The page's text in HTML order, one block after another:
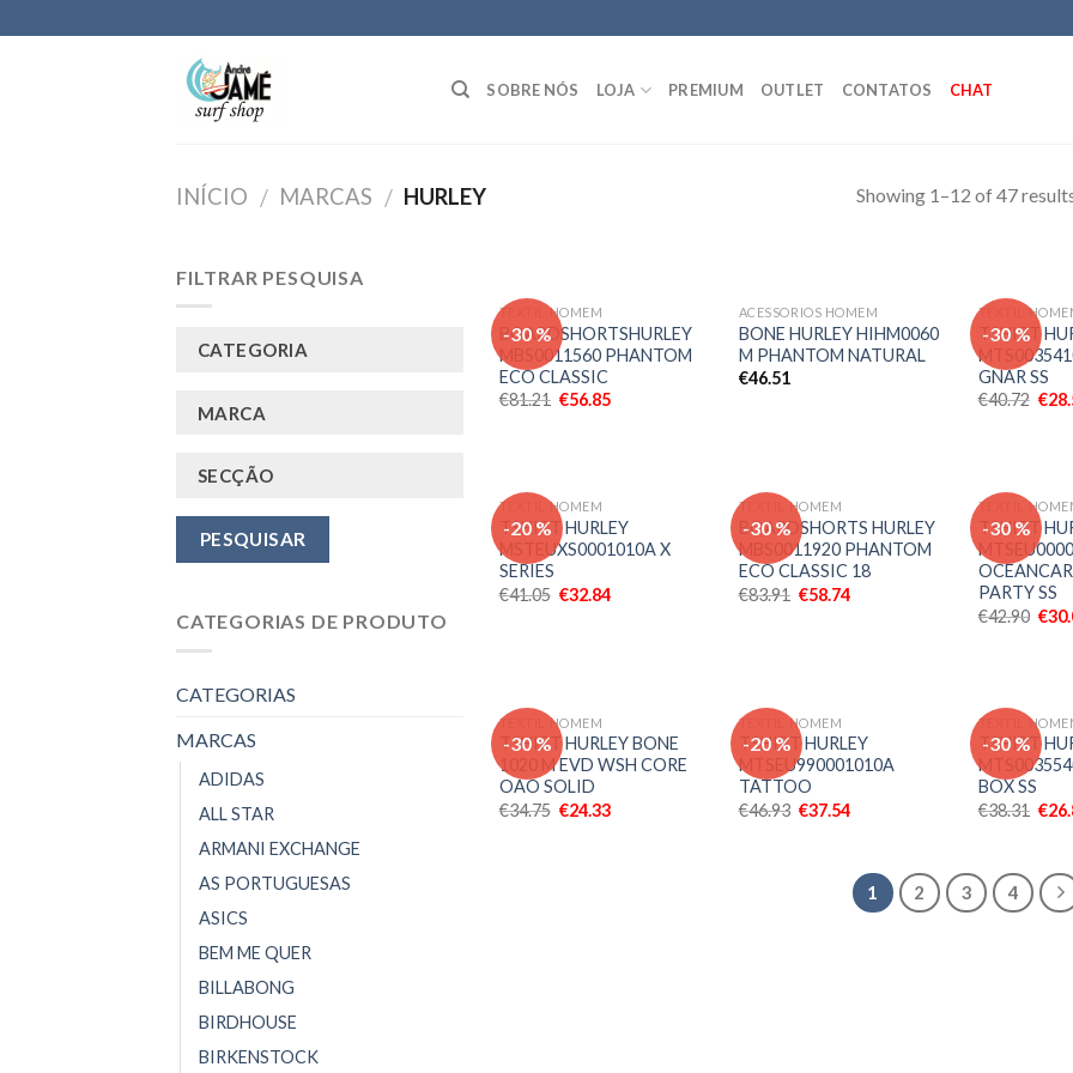
to
SOBRE NÓS LOJA PREMIUM OUTLET CONTATOS CHAT
INÍCIO / MARCAS / HURLEY Showing 1–12 of 47
FILTRAR PESQUISA
CATEGORIA
MARCA
SECÇÃO
CATEGORIAS DE PRODUTO
CATEGORIAS
MARCAS
ADIDAS
ALL STAR
ARMANI EXCHANGE
AS PORTUGUESAS
ASICS
BEM ME QUER
BILLABONG
BIRDHOUSE
BIRKENSTOCK
-30 %
Adicionar
aos meus
desejos
TEXTIL HOMEM
BOARDSHORTSHURLEY
MBS0011560 PHANTOM
ECO CLASSIC
€81.21 €56.85
Adicionar
aos meus
desejos
ACESSORIOS HOMEM
BONE HURLEY HIHM0060
M PHANTOM NATURAL
€46.51
-30 %
TEXTIL
TSHIRT
GNAR SS
€40.72 €
-20 %
desejos
TEXTIL HOMEM
TSHIRT HURLEY
MSTEUXS0001010A X
SERIES
€41.05 €32.84
-30 %
Adicionar
aos meus
desejos
TEXTIL HOMEM
BOARDSHORTS HURLEY
MBS0011920 PHANTOM
ECO CLASSIC 18
€83.91 €58.74
-30 %
TEXTIL
TSHIRT
PARTY SS
€42.90 €
-30 %
Adicionar
aos meus
desejos
TEXTIL HOMEM
TSHIRT HURLEY BONE
1020 M EVD WSH CORE
OAO SOLID
€34.75 €24.33
-20 %
aos meus
desejos
TEXTIL HOMEM
TSHIRT HURLEY
MTSEU990001010A
TATTOO
€46.93 €37.54
-30 %
TEXTIL
TSHIRT
BOX SS
€38.31 €
1 2 3 4